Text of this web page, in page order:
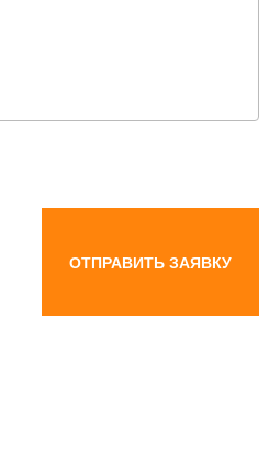
ОТПРАВИТЬ ЗАЯВКУ